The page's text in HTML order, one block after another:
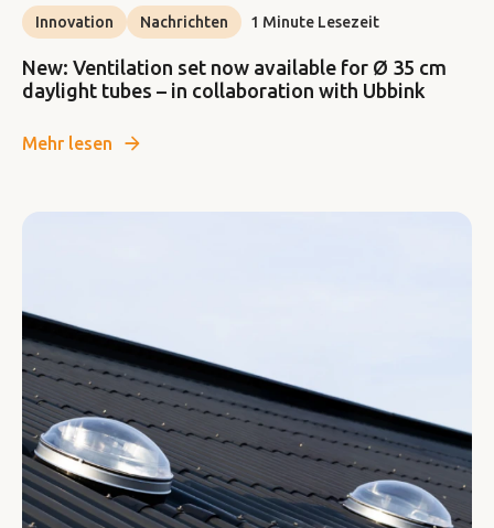
Innovation Nachrichten 1 Minute Lesezeit
New: Ventilation set now available for Ø 35 cm
daylight tubes – in collaboration with Ubbink
Mehr lesen